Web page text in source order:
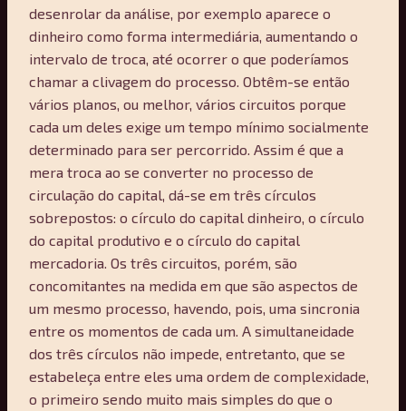
desenrolar da análise, por exemplo aparece o
dinheiro como forma intermediária, aumentando o
intervalo de troca, até ocorrer o que poderíamos
chamar a clivagem do processo. Obtêm-se então
vários planos, ou melhor, vários circuitos porque
cada um deles exige um tempo mínimo socialmente
determinado para ser percorrido. Assim é que a
mera troca ao se converter no processo de
circulação do capital, dá-se em três círculos
sobrepostos: o círculo do capital dinheiro, o círculo
do capital produtivo e o círculo do capital
mercadoria. Os três circuitos, porém, são
concomitantes na medida em que são aspectos de
um mesmo processo, havendo, pois, uma sincronia
entre os momentos de cada um. A simultaneidade
dos três círculos não impede, entretanto, que se
estabeleça entre eles uma ordem de complexidade,
o primeiro sendo muito mais simples do que o